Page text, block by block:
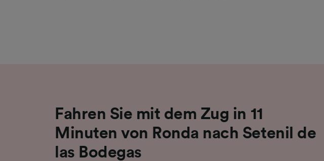
Fahren Sie mit dem Zug in 11
Minuten von Ronda nach Setenil de
las Bodegas